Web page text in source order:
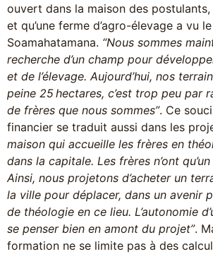
ouvert dans la maison des postulants,
et qu’une ferme d’agro-élevage a vu
Soamahatamana. “Nous sommes
recherche d’un champ pour
et de l’élevage. Aujourd’hui, nos
peine 25 hectares, c’est trop peu par
de frères que nous sommes”. Ce
financier se traduit aussi dans les
maison qui accueille les frères en
dans la capitale. Les frères n’ont
Ainsi, nous projetons d’acheter un
la ville pour déplacer, dans un avenir
de théologie en ce lieu. L’autonomie
se penser bien en amont du projet”.
formation ne se limite pas à des